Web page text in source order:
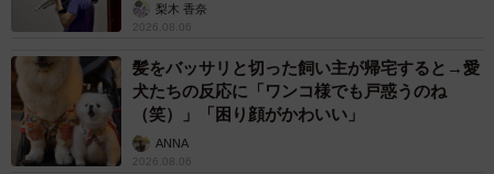
梨木 香奈
2026.08.06
髪をバッサリと切った飼い主が帰宅すると→愛
犬たちの反応に「ワンコ様でも戸惑うのね
（笑）」「困り顔がかわいい」
ANNA
2026.08.06